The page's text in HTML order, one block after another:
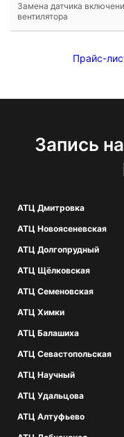
Замена датчика
вентилятора
Прайс-
Запись
АТЦ Дмитровка
АТЦ Новоясеневская
АТЦ Долгопрудный
АТЦ Щёлковская
АТЦ Семеновская
АТЦ Химки
АТЦ Балашиха
АТЦ Севастопольская
АТЦ Научный
АТЦ Удальцова
АТЦ Алтуфьево